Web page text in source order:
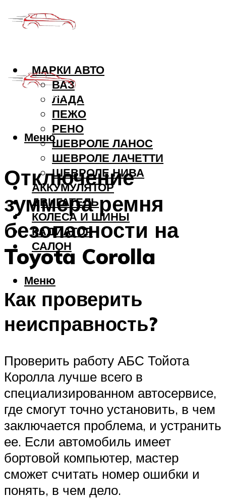
МАРКИ АВТО
ВАЗ
ЛАДА
ПЕЖО
РЕНО
ШЕВРОЛЕ ЛАНОС
ШЕВРОЛЕ ЛАЧЕТТИ
ШЕВРОЛЕ НИВА
АККУМУЛЯТОР
ДВИГАТЕЛЬ
КОЛЕСА И ШИНЫ
РАДИАТОР
САЛОН
Меню
Меню
Отключение
зуммера ремня
безопасности на
Toyota Corolla
Как проверить
неисправность?
Проверить работу АБС Тойота
Королла лучше всего в
специализированном автосервисе,
где смогут точно установить, в чем
заключается проблема, и устранить
ее. Если автомобиль имеет
бортовой компьютер, мастер
сможет считать номер ошибки и
понять, в чем дело.